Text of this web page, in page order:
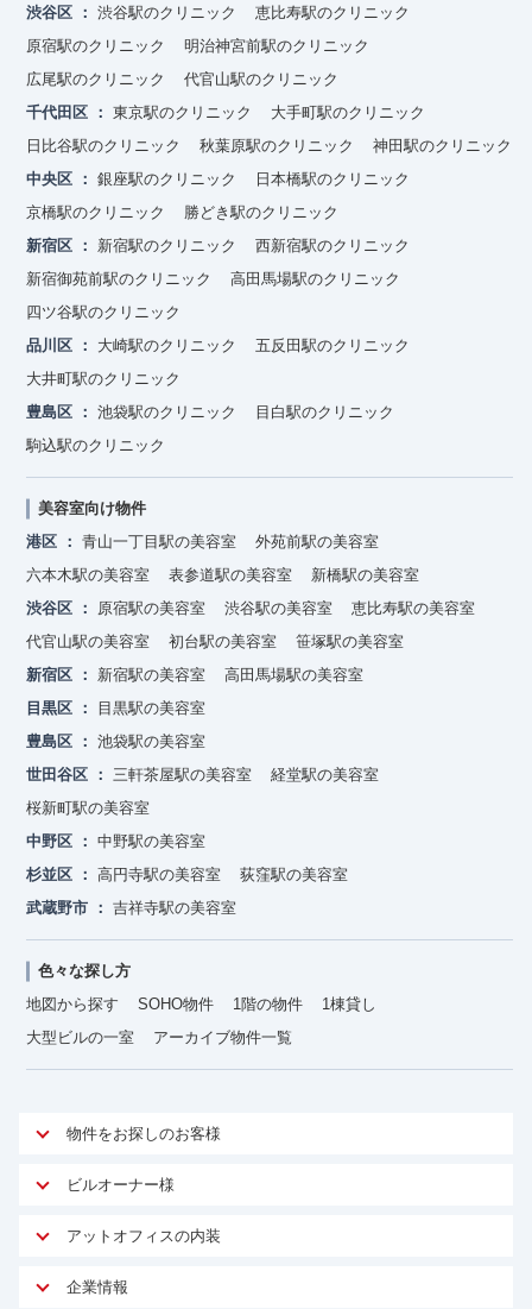
渋谷区
渋谷駅のクリニック
恵比寿駅のクリニック
原宿駅のクリニック
明治神宮前駅のクリニック
広尾駅のクリニック
代官山駅のクリニック
千代田区
東京駅のクリニック
大手町駅のクリニック
日比谷駅のクリニック
秋葉原駅のクリニック
神田駅のクリニック
中央区
銀座駅のクリニック
日本橋駅のクリニック
京橋駅のクリニック
勝どき駅のクリニック
新宿区
新宿駅のクリニック
西新宿駅のクリニック
新宿御苑前駅のクリニック
高田馬場駅のクリニック
四ツ谷駅のクリニック
品川区
大崎駅のクリニック
五反田駅のクリニック
大井町駅のクリニック
豊島区
池袋駅のクリニック
目白駅のクリニック
駒込駅のクリニック
美容室向け物件
港区
青山一丁目駅の美容室
外苑前駅の美容室
六本木駅の美容室
表参道駅の美容室
新橋駅の美容室
渋谷区
原宿駅の美容室 渋谷駅の美容室
恵比寿駅の美容室
代官山駅の美容室
初台駅の美容室
笹塚駅の美容室
新宿区
新宿駅の美容室
高田馬場駅の美容室
目黒区
目黒駅の美容室
豊島区
池袋駅の美容室
世田谷区
三軒茶屋駅の美容室
経堂駅の美容室
桜新町駅の美容室
中野区
中野駅の美容室
杉並区
高円寺駅の美容室
荻窪駅の美容室
武蔵野市
吉祥寺駅の美容室
色々な探し方
地図から探す
SOHO物件 1階の物件
1棟貸し
大型ビルの一室
アーカイブ物件一覧
物件をお探しのお客様
アットオフィスが選ばれる理由
ご契約者様インタビュー
オフィスお役立ちコラム
ビルオーナー様
オーナー様向けサービス
マイソク作成
アットオフィスの内装
サービス内容
企業情報